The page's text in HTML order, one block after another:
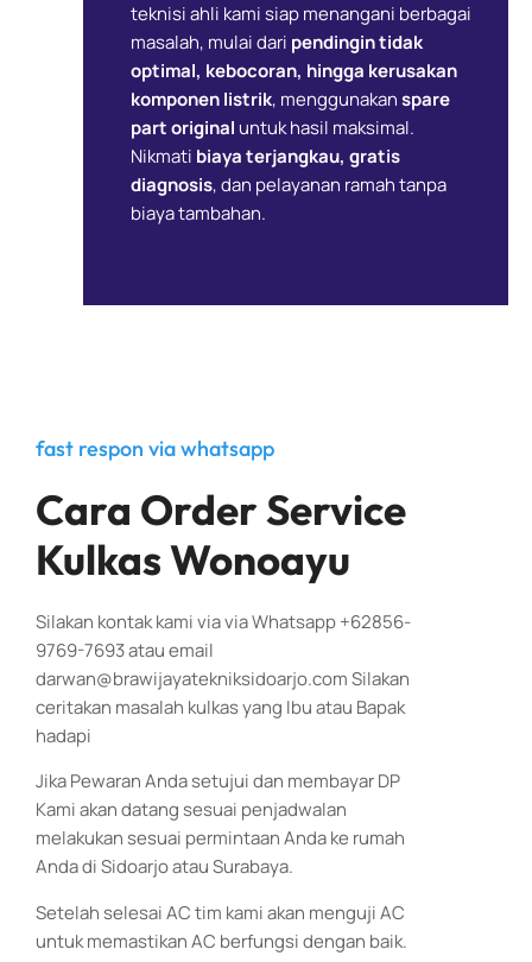
teknisi ahli kami siap menangani berbagai
masalah, mulai dari pendingin tidak
optimal, kebocoran, hingga kerusakan
komponen listrik, menggunakanspare
part original untuk hasil maksimal.
Nikmati biaya terjangkau, gratis
diagnosis, dan pelayanan ramah tanpa
biaya tambahan.
fast respon via whatsapp
Cara Order Service
Kulkas Wonoayu
Silakan kontak kami via via Whatsapp +62856-
9769-7693 atau email
darwan@brawijayatekniksidoarjo.com Silakan
ceritakan masalah kulkas yang Ibu atau Bapak
hadapi
Jika Pewaran Anda setujui dan membayar DP
Kami akan datang sesuai penjadwalan
melakukan sesuai permintaan Anda ke rumah
Anda di Sidoarjo atau Surabaya.
Setelah selesai AC tim kami akan menguji AC
untuk memastikan AC berfungsi dengan baik.